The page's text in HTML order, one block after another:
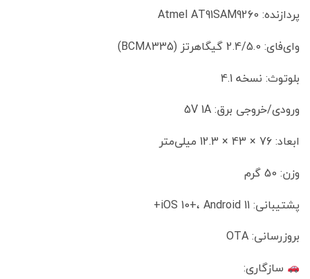
پردازنده: Atmel AT91SAM9260
وای‌فای: 2.4/5.0 گیگاهرتز (BCM8335)
بلوتوث: نسخه 4.1
ورودی/خروجی برق: 5V 1A
ابعاد: 76 × 43 × 12.3 میلی‌متر
وزن: 50 گرم
پشتیبانی: iOS 10+، Android 11+
بروزرسانی: OTA
سازگاری: